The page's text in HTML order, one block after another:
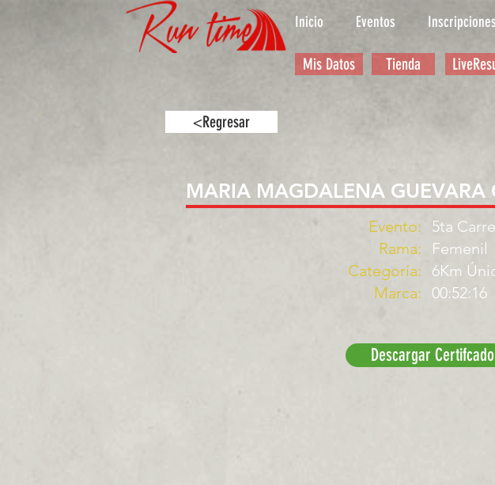
Inicio Eventos Inscripciones
Mis Datos Tienda
<Regresar
MARIA MAGDALENA GUEVARA
Evento:
Rama:
Categoría:
Marca:
5ta
Femenil
6Km
00:52:16
Descargar Certifcado